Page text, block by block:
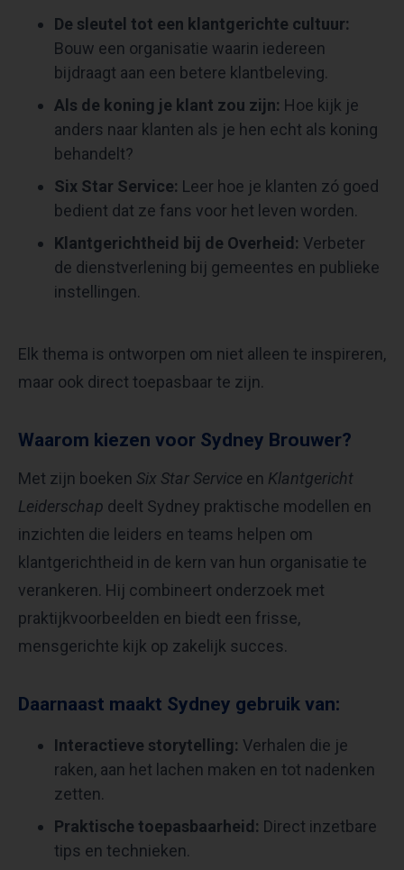
De sleutel tot een klantgerichte cultuur:
Bouw een organisatie waarin iedereen
bijdraagt aan een betere klantbeleving.
Als de koning je klant zou zijn: Hoe kijk je
anders naar klanten als je hen echt als koning
behandelt?
Six Star Service: Leer hoe je klanten zó goed
bedient dat ze fans voor het leven worden.
Klantgerichtheid bij de Overheid: Verbeter
de dienstverlening bij gemeentes en publieke
instellingen.
Elk thema is ontworpen om niet alleen te inspireren,
maar ook direct toepasbaar te zijn.
Waarom kiezen voor Sydney Brouwer?
Met zijn boeken Six Star Service en Klantgericht
Leiderschap deelt Sydney praktische modellen en
inzichten die leiders en teams helpen om
klantgerichtheid in de kern van hun organisatie te
verankeren. Hij combineert onderzoek met
praktijkvoorbeelden en biedt een frisse,
mensgerichte kijk op zakelijk succes.
Daarnaast maakt Sydney gebruik van:
Interactieve storytelling: Verhalen die je
raken, aan het lachen maken en tot nadenken
zetten.
Praktische toepasbaarheid: Direct inzetbare
tips en technieken.